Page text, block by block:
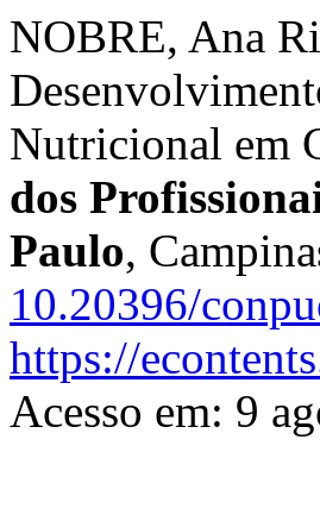
NOBRE, Ana
Nutricional em
dos
Paulo,
10.20396/
https://
Acesso em: 9